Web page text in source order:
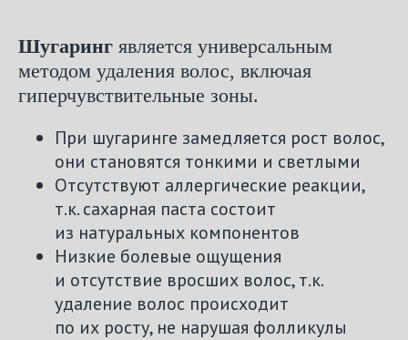
Шугаринг является универсальным
методом удаления волос, включая
гиперчувствительные зоны.
При шугаринге замедляется рост волос,
они становятся тонкими и светлыми
Отсутствуют аллергические реакции,
т.к. сахарная паста состоит
из натуральных компонентов
Низкие болевые ощущения
и отсутствие вросших волос, т.к.
удаление волос происходит
по их росту, не нарушая фолликулы